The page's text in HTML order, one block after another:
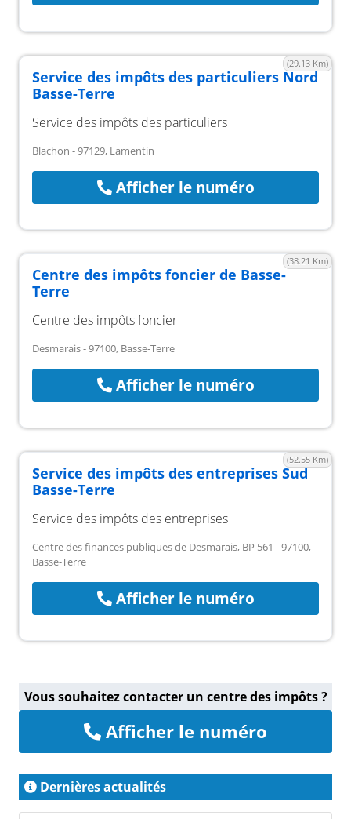
(29.13 Km)
Service des impôts des particuliers Nord
Basse-Terre
Service des impôts des particuliers
Blachon - 97129, Lamentin
Afficher le numéro
(38.21 Km)
Centre des impôts foncier de Basse-
Terre
Centre des impôts foncier
Desmarais - 97100, Basse-Terre
Afficher le numéro
(52.55 Km)
Service des impôts des entreprises Sud
Basse-Terre
Service des impôts des entreprises
Centre des finances publiques de Desmarais, BP 561 - 97100,
Basse-Terre
Afficher le numéro
Vous souhaitez contacter un centre des impôts ?
Afficher le numéro
Dernières actualités